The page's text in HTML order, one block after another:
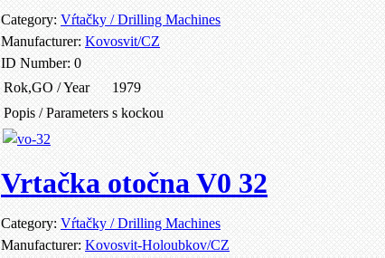
Category:Vŕtačky / Drilling Machines
Manufacturer:Kovosvit/CZ
ID Number:0
Rok,GO / Year
1979
Popis / Parameters s kockou
Vrtačka otočna V0 32
Category:Vŕtačky / Drilling Machines
Manufacturer:Kovosvit-Holoubkov/CZ